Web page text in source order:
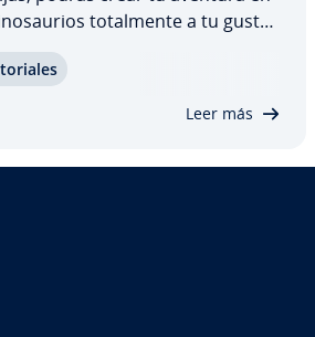
to­ta­l­me­n­te a tu gusto.
he­rra­mie­n­ta online de
Leer más